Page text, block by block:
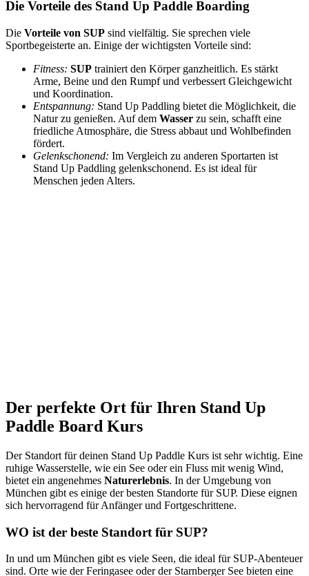
Die Vorteile des Stand Up Paddle Boarding
Die Vorteile von SUP sind vielfältig. Sie sprechen viele
Sportbegeisterte an. Einige der wichtigsten Vorteile sind:
Fitness: SUP trainiert den Körper ganzheitlich. Es stärkt
Arme, Beine und den Rumpf und verbessert Gleichgewicht
und Koordination.
Entspannung: Stand Up Paddling bietet die Möglichkeit, die
Natur zu genießen. Auf dem Wasser zu sein, schafft eine
friedliche Atmosphäre, die Stress abbaut und Wohlbefinden
fördert.
Gelenkschonend: Im Vergleich zu anderen Sportarten ist
Stand Up Paddling gelenkschonend. Es ist ideal für
Menschen jeden Alters.
Der perfekte Ort für Ihren Stand Up
Paddle Board Kurs
Der Standort für deinen Stand Up Paddle Kurs ist sehr wichtig. Eine
ruhige Wasserstelle, wie ein See oder ein Fluss mit wenig Wind,
bietet ein angenehmes Naturerlebnis. In der Umgebung von
München gibt es einige der besten Standorte für SUP. Diese eignen
sich hervorragend für Anfänger und Fortgeschrittene.
WO ist der beste Standort für SUP?
In und um München gibt es viele Seen, die ideal für SUP-Abenteuer
sind. Orte wie der Feringasee oder der Starnberger See bieten eine